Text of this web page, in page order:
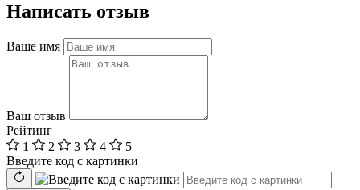
Написать отзыв
Ваше имя
Ваш отзыв
Рейтинг
1
2 3 4
5
Введите код с картинки